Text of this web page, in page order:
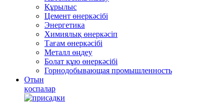
Құрылыс
Цемент өнеркәсібі
Энергетика
Химиялық өнеркәсіп
Тағам өнеркәсібі
Металл өңдеу
Болат құю өнеркәсібі
Горнодобывающая промышленность
Отын
қоспалар